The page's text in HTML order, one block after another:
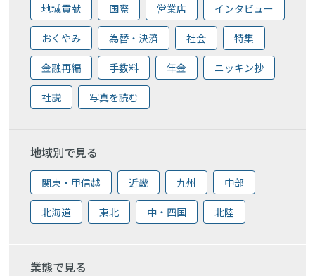
地域貢献 国際 営業店 インタビュー
おくやみ 為替・決済 社会 特集
金融再編 手数料 年金 ニッキン抄
社説 写真を読む
地域別で見る
関東・甲信越 近畿 九州 中部
北海道 東北 中・四国 北陸
業態で見る